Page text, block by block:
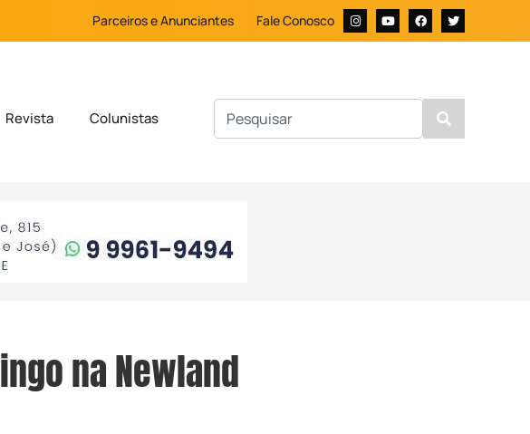
Parceiros e Anunciantes Fale Conosco
Revista Colunistas
na Newland